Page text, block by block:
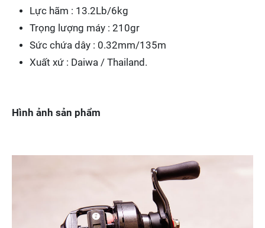
Lực hãm : 13.2Lb/6kg
Trọng lượng máy : 210gr
Sức chứa dây : 0.32mm/135m
Xuất xứ : Daiwa / Thailand.
Hình ảnh sản phẩm